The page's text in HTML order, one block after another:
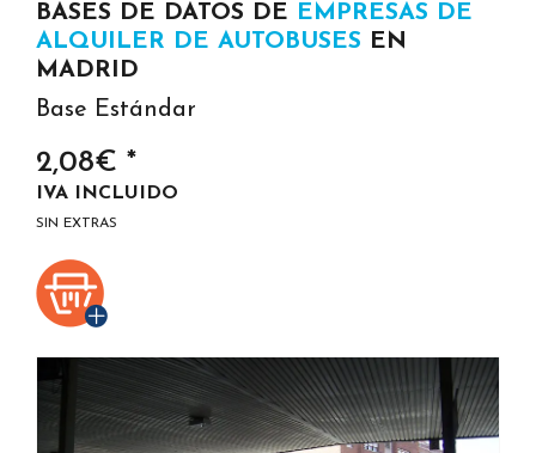
BASES DE DATOS DE EMPRESAS DE
ALQUILER DE AUTOBUSES EN
MADRID
Base Estándar
2,08€ *
IVA INCLUIDO
SIN EXTRAS